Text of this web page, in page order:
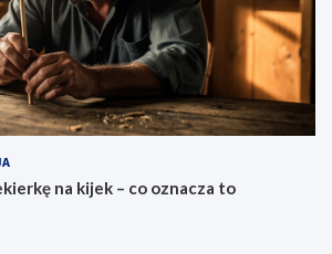
na kijek – co oznacza to